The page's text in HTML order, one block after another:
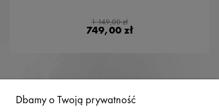
1 149,00 zł
749,00 zł
Dbamy o Twoją prywatność